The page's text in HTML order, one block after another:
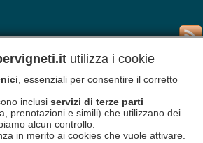
Disclaimer
Informativa Cookies
utilizza i cookie
, essenziali per consentire il corretto
inclusi servizi di terze parti
prenotazioni e simili) che utilizzano dei
alcun controllo.
in merito ai cookies che vuole attivare.